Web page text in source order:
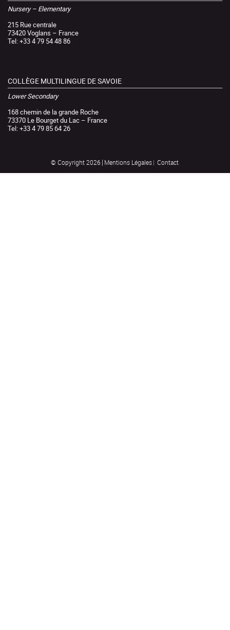
Nursery – Elementary
215 Rue centrale
73420 Voglans – France
Tel: +33 4 79 54 48 86
COLLÈGE MULTILINGUE DE SAVOIE
Lower Secondary
168 chemin de la grande Roche
73370 Le Bourget du Lac – France
Tel: +33 4 79 85 64 26
© Copyright 2026 Mentions Légales Contact